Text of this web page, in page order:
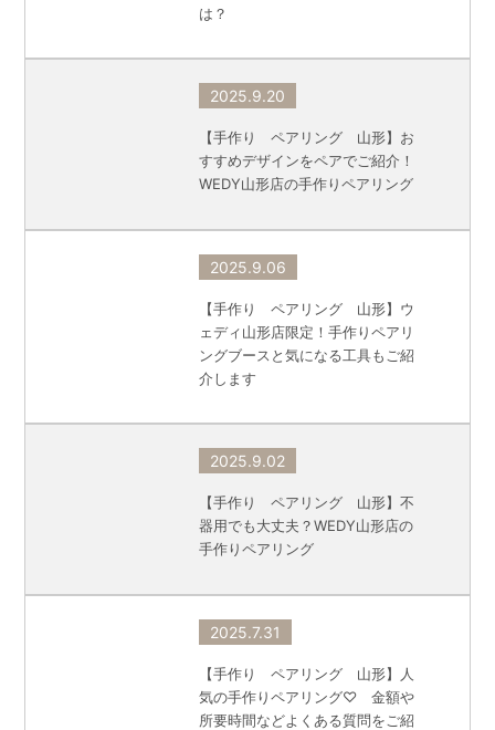
は？
2025.9.20
【手作り ペアリング 山形】お
すすめデザインをペアでご紹介！
WEDY山形店の手作りペアリング
2025.9.06
【手作り ペアリング 山形】ウ
ェディ山形店限定！手作りペアリ
ングブースと気になる工具もご紹
介します
2025.9.02
【手作り ペアリング 山形】不
器用でも大丈夫？WEDY山形店の
手作りペアリング
2025.7.31
【手作り ペアリング 山形】人
気の手作りペアリング♡ 金額や
所要時間などよくある質問をご紹